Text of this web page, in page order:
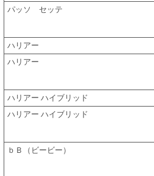
パッソ セッテ
ハリアー
ハリアー
ハリアー ハイブリッド
ハリアー ハイブリッド
ｂＢ（ビービー）